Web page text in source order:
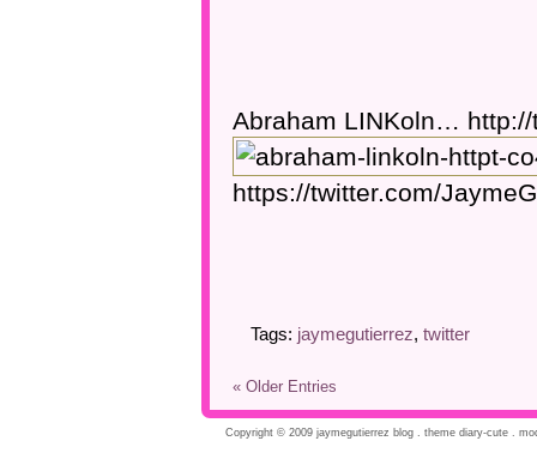
Abraham LINKoln… http://
https://twitter.com/
Tags: jaymegutierrez, twitter
« Older Entries
Copyright © 2009 jaymegutierrez blog . theme diary-cute .